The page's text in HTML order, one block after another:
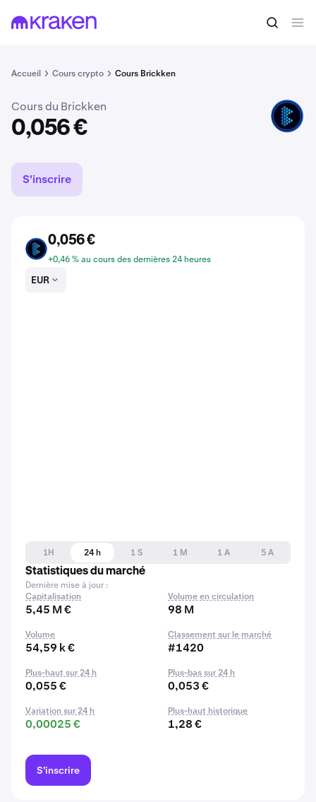
Accueil Cours crypto Cours Brickken
0,056 € Acheter du BKN
Cours du Brickken
0,056 €
BKN
S'inscrire
BKN
0,056 €
+0,46 % au cours des dernières 24 heures
EUR
1H 24 h 1 S 1 M 1 A
5 A
Statistiques du marché
Dernière mise à jour :
Capitalisation
5,45 M €
Volume en circulation
98 M
Volume
54,59 k €
Classement sur le marché
#1420
Plus-haut sur 24 h
0,055 €
Plus-bas sur 24 h
0,053 €
Variation sur 24 h
0,00025 €
Plus-haut historique
1,28 €
S'inscrire